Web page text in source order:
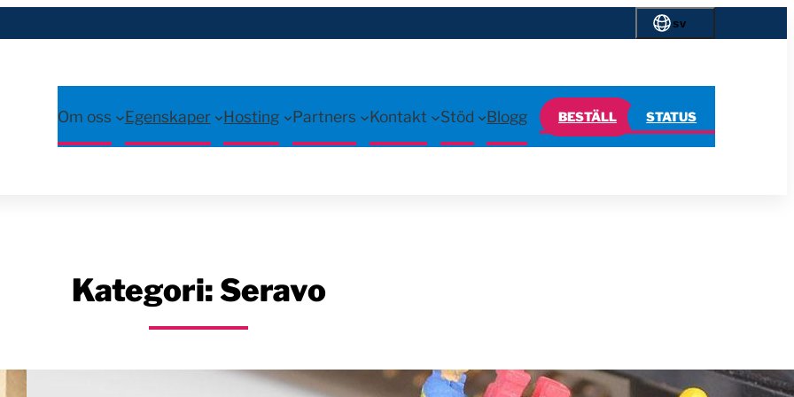
sv
Om oss Egenskaper Hosting Partners Kontakt Stöd Blogg BESTÄLL STATUS
Kategori:Seravo